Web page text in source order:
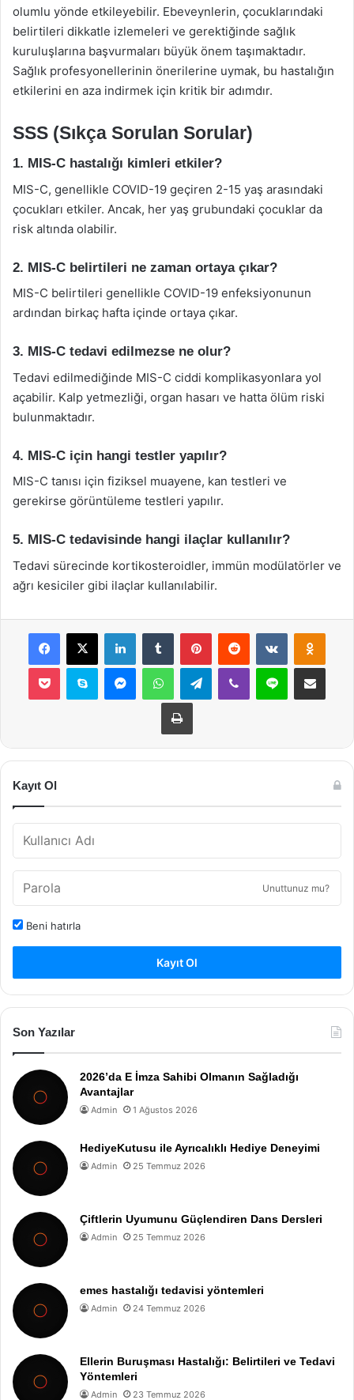
olumlu yönde etkileyebilir. Ebeveynlerin, çocuklarındaki
belirtileri dikkatle izlemeleri ve gerektiğinde sağlık
kuruluşlarına başvurmaları büyük önem taşımaktadır.
Sağlık profesyonellerinin önerilerine uymak, bu hastalığın
etkilerini en aza indirmek için kritik bir adımdır.
SSS (Sıkça Sorulan Sorular)
1. MIS-C hastalığı kimleri etkiler?
MIS-C, genellikle COVID-19 geçiren 2-15 yaş arasındaki
çocukları etkiler. Ancak, her yaş grubundaki çocuklar da
risk altında olabilir.
2. MIS-C belirtileri ne zaman ortaya çıkar?
MIS-C belirtileri genellikle COVID-19 enfeksiyonunun
ardından birkaç hafta içinde ortaya çıkar.
3. MIS-C tedavi edilmezse ne olur?
Tedavi edilmediğinde MIS-C ciddi komplikasyonlara yol
açabilir. Kalp yetmezliği, organ hasarı ve hatta ölüm riski
bulunmaktadır.
4. MIS-C için hangi testler yapılır?
MIS-C tanısı için fiziksel muayene, kan testleri ve
gerekirse görüntüleme testleri yapılır.
5. MIS-C tedavisinde hangi ilaçlar kullanılır?
Tedavi sürecinde kortikosteroidler, immün modülatörler ve
ağrı kesiciler gibi ilaçlar kullanılabilir.
Facebook
X LinkedInTumblr PinterestReddit VKontakte
Pocket Skype MessengerWhatsAppTelegramViber Line E-Posta ile
Yazdır
Kayıt Ol
Unuttunuz mu?
Beni hatırla
Kayıt Ol
Son Yazılar
2026’da E İmza Sahibi Olmanın Sağladığı
Avantajlar
Admin 1 Ağustos 2026
HediyeKutusu ile Ayrıcalıklı Hediye Deneyimi
Admin 25 Temmuz 2026
Çiftlerin Uyumunu Güçlendiren Dans Dersleri
Admin 25 Temmuz 2026
emes hastalığı tedavisi yöntemleri
Admin 24 Temmuz 2026
Ellerin Buruşması Hastalığı: Belirtileri ve Tedavi
Yöntemleri
Admin 23 Temmuz 2026